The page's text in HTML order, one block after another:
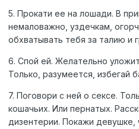
5. Прокати ее на лошади. В
немаловажно, уздечкам,
обхватывать тебя за талию и
6. Спой ей. Желательно
Только, разумеется, избегай
7. Поговори с ней о сексе.
кошачьих. Или пернатых.
дизентерии. Покажи девушке,